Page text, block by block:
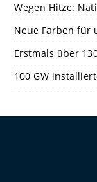
Wegen Hitze:
Neue Farben für
Erstmals über
100 GW